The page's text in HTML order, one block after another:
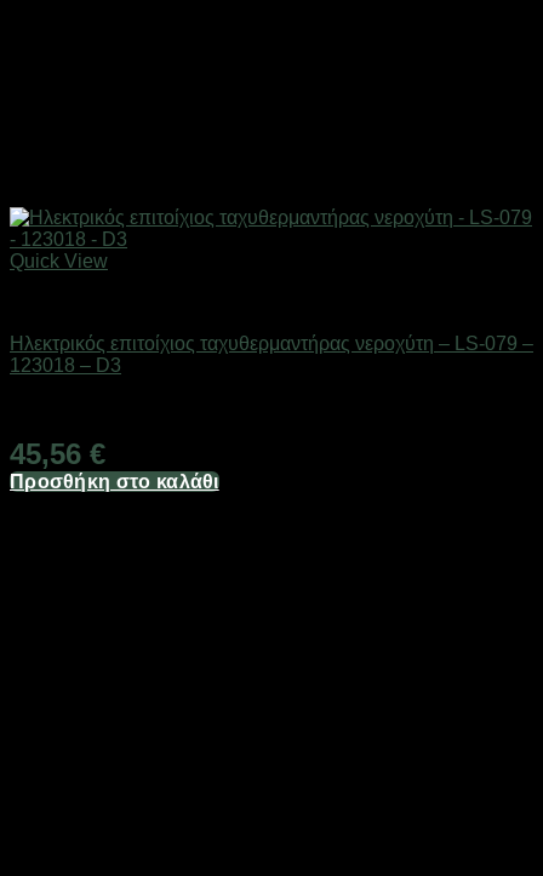
Quick View
Ηλεκτρικός επιτοίχιος ταχυθερμαντήρας νεροχύτη – LS-079 –
123018 – D3
45,56 €
Προσθήκη στο καλάθι